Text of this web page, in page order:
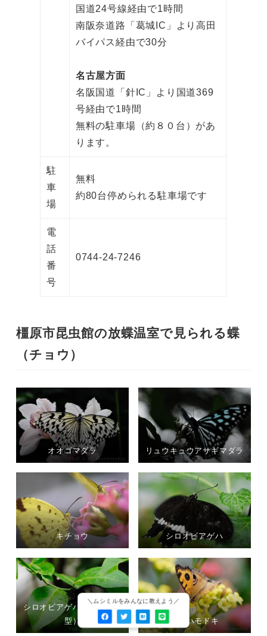
国道24号線経由で1時間
南阪奈道路「葛城IC」より高田
バイパス経由で30分
名古屋方面
名阪国道「針IC」より国道369
号経由で1時間
無料の駐車場（約８０台）があ
ります。
駐
車
場
無料
約80台停められる駐車場です
電
話
番
号
0744-24-7246
橿原市昆虫館の放蝶温室で見られる蝶
（チョウ）
オオゴマダラ リュウキュウアサギマダラ
キチョウ シロオビアゲハ
シロオビアゲハ（ベニモン
型）
タテハモドキ